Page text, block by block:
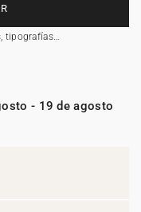
tipografías…
- 19 de agosto